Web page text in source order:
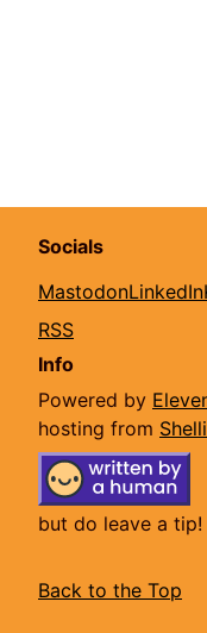
Socials
MastodonLinkedIn
RSS
Info
Powered by
hosting from
but do leave a tip!
Back to the Top